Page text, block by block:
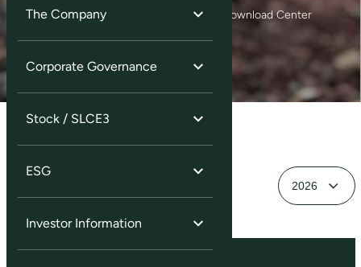
The Company
Corporate Governance
Stock / SLCE3
ESG
Investor Information
Home Investor Services Download Center